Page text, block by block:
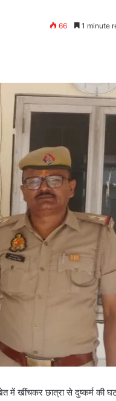
66 1 minute
में खींचकर छात्रा से दुष्कर्म की